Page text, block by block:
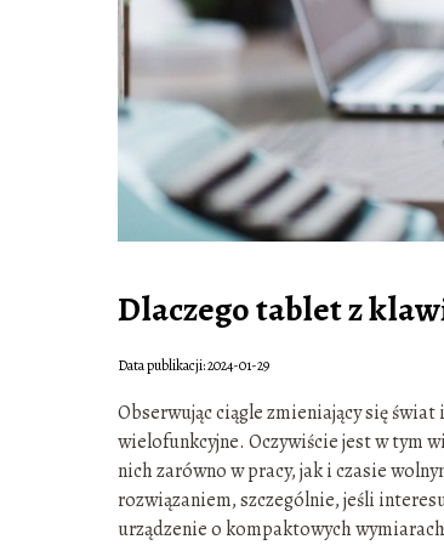
Dlaczego tablet z
Data publikacji: 2024-01-29
Obserwując ciągle zmieniający się
wielofunkcyjne. Oczywiście jest w tym
nich zarówno w pracy, jak i czasie
rozwiązaniem, szczególnie, jeśli
urządzenie o kompaktowych